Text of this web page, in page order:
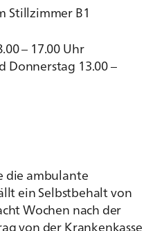
Stillzimmer B1
– 17.00 Uhr
Donnerstag 13.00 –
die ambulante
ein Selbstbehalt von
Wochen nach der
von der Krankenkasse